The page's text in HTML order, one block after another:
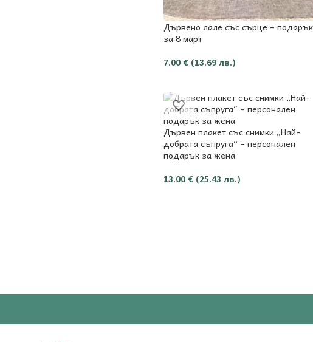
Дървено лале със сърце – подарък
за 8 март
7.00 € (13.69 лв.)
Дървен плакет със снимки „Най-
добрата съпруга“ – персонален
подарък за жена
13.00 € (25.43 лв.)